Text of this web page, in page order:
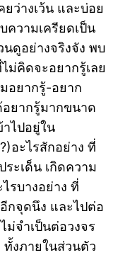
ว่างเว้น และบ่อย
ความเครียดเป็น
นดูอย่างจริงจัง พบ
ไม่คิดจะอยากรู้เลย
อยากรู้-อยาก
อยากรู้มากขนาด
าไปอยู่ใน
อะไรสักอย่าง ที่
ะเด็น เกิดความ
รบางอย่าง ที่
กจุดนึง และไปต่อ
ม่จำเป็นต่อวงจร
ทั้งภายในส่วนตัว